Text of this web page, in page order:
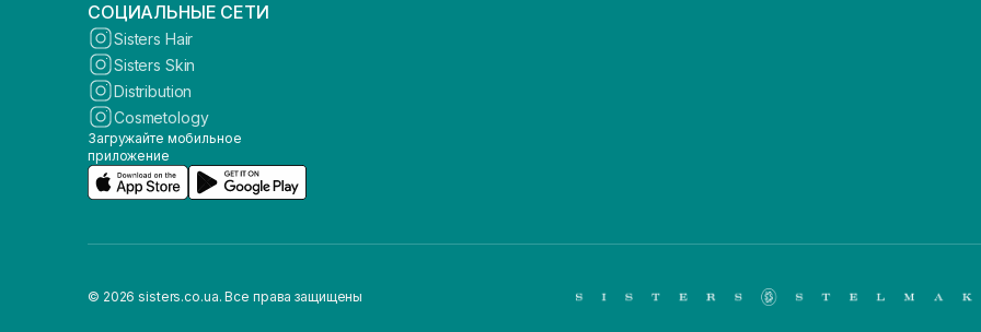
СОЦИАЛЬНЫЕ СЕТИ
Sisters Hair
Sisters Skin
Distribution
Cosmetology
Загружайте мобильное
приложение
© 2026 sisters.co.ua. Все права защищены